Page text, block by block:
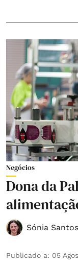
Negócios
Dona da
Sónia
Publicado a: 05